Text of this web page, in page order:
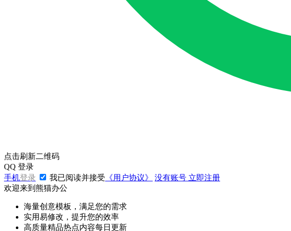
点击刷新二维码
QQ 登录
手机登录 我已阅读并接受 《用户协议》 没有账号 立即注册
欢迎来到熊猫办公
海量创意模板，满足您的需求
实用易修改，提升您的效率
高质量精品热点内容每日更新